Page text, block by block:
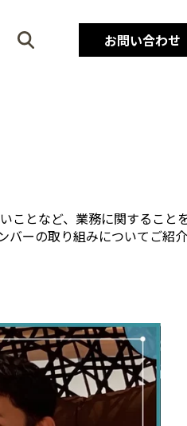
お問い合わせ
となど、業務に関すること
ーの取り組みについてご紹介